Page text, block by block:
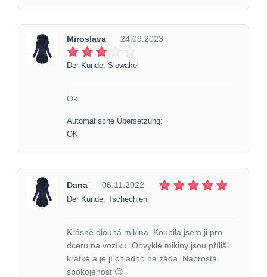
Miroslava 24.09.2023
Der Kunde: Slowakei
Ok
Automatische Übersetzung:
OK
Dana 06.11.2022
Der Kunde: Tschechien
Krásně dlouhá mikina. Koupila jsem ji pro
dceru na vozíku. Obvyklé mikiny jsou příliš
krátké a je jí chladno na záda. Naprostá
spokojenost 😊